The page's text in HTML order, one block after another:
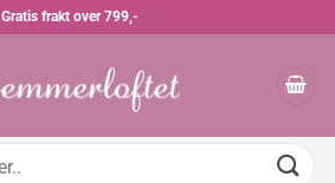
Gratis frakt over 799,-